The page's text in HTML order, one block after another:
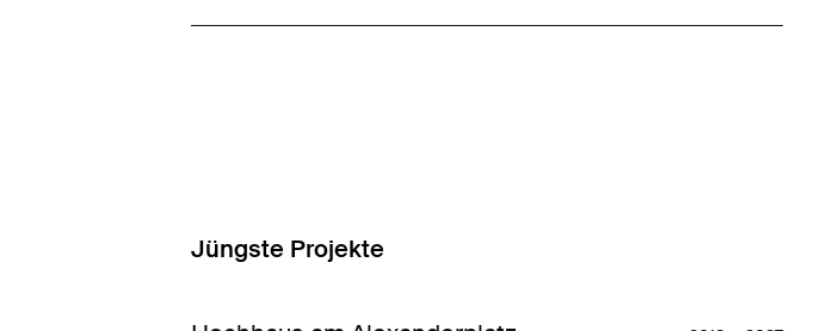
Jüngste Projekte